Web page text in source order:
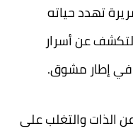
تهدد حياته
عن أسرار
في إطار مشوق.
الذات والتغلب على